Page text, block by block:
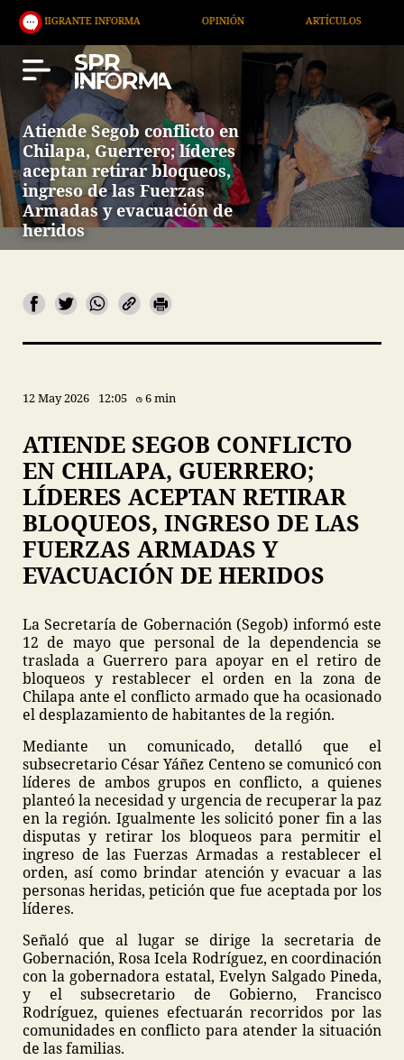
INFORMA
Atiende Segob conflicto en
Chilapa, Guerrero; líderes
aceptan retirar bloqueos,
ingreso de las Fuerzas
Armadas y evacuación de
heridos
12 May 2026 12:05 6 min
ATIENDE SEGOB CONFLICTO
EN CHILAPA, GUERRERO;
LÍDERES ACEPTAN RETIRAR
BLOQUEOS, INGRESO DE LAS
FUERZAS ARMADAS Y
EVACUACIÓN DE HERIDOS
La Secretaría de Gobernación (Segob) informó este
12 de mayo que personal de la dependencia se
traslada a Guerrero para apoyar en el retiro de
bloqueos y restablecer el orden en la zona de
Chilapa ante el conflicto armado que ha ocasionado
el desplazamiento de habitantes de la región.
Mediante un comunicado, detalló que el
subsecretario César Yáñez Centeno se comunicó con
líderes de ambos grupos en conflicto, a quienes
planteó la necesidad y urgencia de recuperar la paz
en la región. Igualmente les solicitó poner fin a las
disputas y retirar los bloqueos para permitir el
ingreso de las Fuerzas Armadas a restablecer el
orden, así como brindar atención y evacuar a las
personas heridas, petición que fue aceptada por los
líderes.
Señaló que al lugar se dirige la secretaria de
Gobernación, Rosa Icela Rodríguez, en coordinación
con la gobernadora estatal, Evelyn Salgado Pineda,
y el subsecretario de Gobierno, Francisco
Rodríguez, quienes efectuarán recorridos por las
comunidades en conflicto para atender la situación
de las familias.